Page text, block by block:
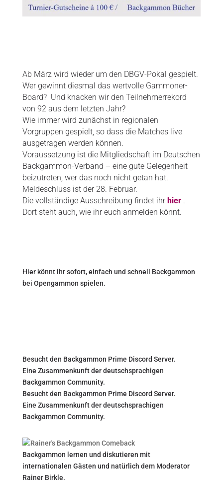
Ab März wird wieder um den DBGV-Pokal gespielt.
Wer gewinnt diesmal das wertvolle Gammoner-
Board? Und knacken wir den Teilnehmerrekord
von 92 aus dem letzten Jahr?
Wie immer wird zunächst in regionalen
Vorgruppen gespielt, so dass die Matches live
ausgetragen werden können.
Voraussetzung ist die Mitgliedschaft im Deutschen
Backgammon-Verband – eine gute Gelegenheit
beizutreten, wer das noch nicht getan hat.
Meldeschluss ist der 28. Februar.
Die vollständige Ausschreibung findet ihrhier.
Dort steht auch, wie ihr euch anmelden könnt.
Hier könnt ihr sofort, einfach und schnell Backgammon
bei Opengammon spielen.
Besucht den Backgammon Prime Discord Server.
Eine Zusammenkunft der deutschsprachigen
Backgammon Community.
Besucht den Backgammon Prime Discord Server.
Eine Zusammenkunft der deutschsprachigen
Backgammon Community.
Backgammon lernen und diskutieren mit
internationalen Gästen und natürlich dem Moderator
Rainer Birkle.